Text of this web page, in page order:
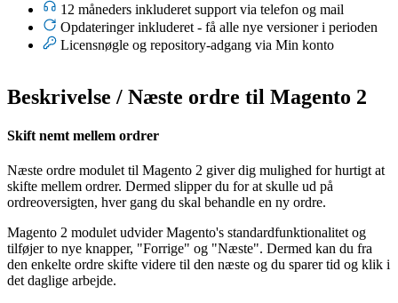
12 måneders inkluderet support via telefon og mail
Opdateringer inkluderet - få alle nye versioner i perioden
Licensnøgle og repository-adgang via Min konto
Beskrivelse / Næste ordre til Magento 2
Skift nemt mellem ordrer
Næste ordre modulet til Magento 2 giver dig mulighed for hurtigt at
skifte mellem ordrer. Dermed slipper du for at skulle ud på
ordreoversigten, hver gang du skal behandle en ny ordre.
Magento 2 modulet udvider Magento's standardfunktionalitet og
tilføjer to nye knapper, "Forrige" og "Næste". Dermed kan du fra
den enkelte ordre skifte videre til den næste og du sparer tid og klik i
det daglige arbejde.